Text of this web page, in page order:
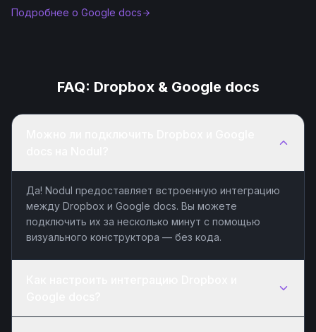
Подробнее о Google docs
FAQ: Dropbox& Google docs
Да! Nodul предоставляет встроенную интеграцию
между Dropbox и Google docs. Вы можете
подключить их за несколько минут с помощью
визуального конструктора — без кода.